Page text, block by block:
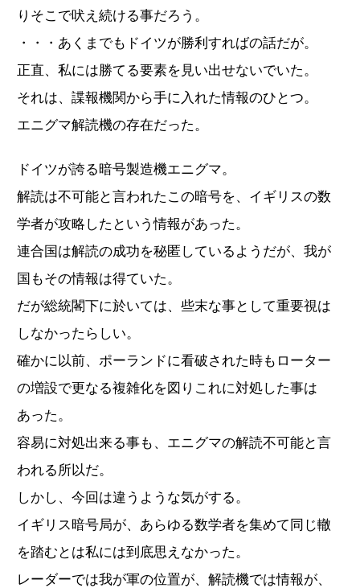
りそこで吠え続ける事だろう。
・・・あくまでもドイツが勝利すればの話だが。
正直、私には勝てる要素を見い出せないでいた。
それは、諜報機関から手に入れた情報のひとつ。
エニグマ解読機の存在だった。
ドイツが誇る暗号製造機エニグマ。
解読は不可能と言われたこの暗号を、イギリスの数
学者が攻略したという情報があった。
連合国は解読の成功を秘匿しているようだが、我が
国もその情報は得ていた。
だが総統閣下に於いては、些末な事として重要視は
しなかったらしい。
確かに以前、ポーランドに看破された時もローター
の増設で更なる複雑化を図りこれに対処した事は
あった。
容易に対処出来る事も、エニグマの解読不可能と言
われる所以だ。
しかし、今回は違うような気がする。
イギリス暗号局が、あらゆる数学者を集めて同じ轍
を踏むとは私には到底思えなかった。
レーダーでは我が軍の位置が、解読機では情報が、